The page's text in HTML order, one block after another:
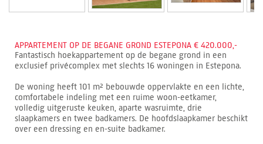
APPARTEMENT OP DE BEGANE GROND ESTEPONA € 420.000,-
Fantastisch hoekappartement op de begane grond in een
exclusief privécomplex met slechts 16 woningen in Estepona.
De woning heeft 101 m² bebouwde oppervlakte en een lichte,
comfortabele indeling met een ruime woon-eetkamer,
volledig uitgeruste keuken, aparte wasruimte, drie
slaapkamers en twee badkamers. De hoofdslaapkamer beschikt
over een dressing en en-suite badkamer.